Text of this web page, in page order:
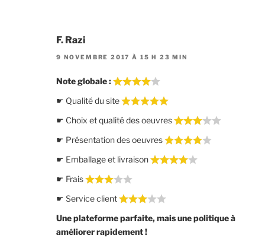
F. Razi
9 NOVEMBRE 2017 À 15 H 23 MIN
Note globale :
☛ Qualité du site
☛ Choix et qualité des oeuvres
☛ Présentation des oeuvres
☛ Emballage et livraison
☛ Frais
☛ Service client
Une plateforme parfaite, mais une politique à
améliorer rapidement !